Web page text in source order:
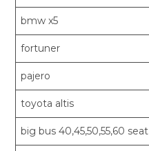
bmw x5
fortuner
pajero
toyota altis
big bus 40,45,50,55,60 seat